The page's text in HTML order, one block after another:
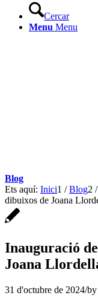
Cercar
Menu Menu
Blog
Ets aquí: Inici1 / Blog2 /
dibuixos de Joana
Inauguració
Joana
31 d'octubre de 2024/by